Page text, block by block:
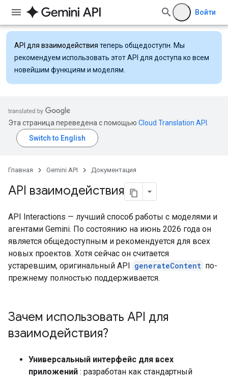
Войти
API для взаимодействия теперь общедоступн. Мы
рекомендуем использовать этот API для доступа ко всем
новейшим функциям и моделям.
Эта страница переведена с помощью Cloud Translation API
Главная Gemini API Документация
API взаимодействия
API Interactions — лучший способ работы с моделями и
агентами Gemini. По состоянию на июнь 2026 года он
является общедоступным и рекомендуется для всех
новых проектов. Хотя сейчас он считается
устаревшим, оригинальный API generateContent по-
прежнему полностью поддерживается.
Зачем использовать API для
взаимодействия?
Универсальный интерфейс для всех
приложений : разработан как стандартный